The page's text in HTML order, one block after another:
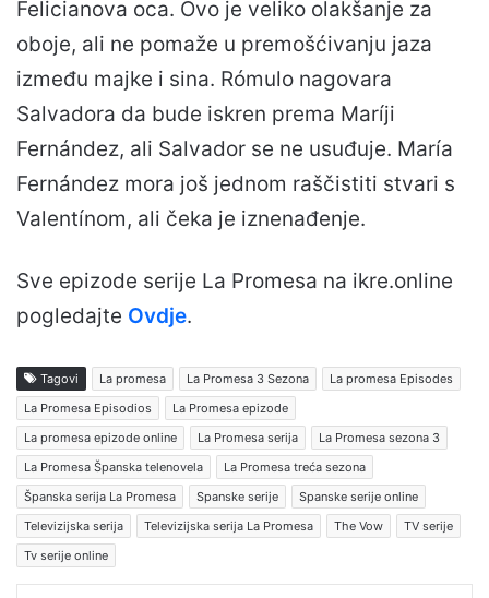
Felicianova oca. Ovo je veliko olakšanje za
oboje, ali ne pomaže u premošćivanju jaza
između majke i sina. Rómulo nagovara
Salvadora da bude iskren prema Maríji
Fernández, ali Salvador se ne usuđuje. María
Fernández mora još jednom raščistiti stvari s
Valentínom, ali čeka je iznenađenje.
Sve epizode serije La Promesa na ikre.online
pogledajte Ovdje.
Tagovi La promesa La Promesa 3 Sezona
La promesa Episodes
La Promesa Episodios
La Promesa epizode
La promesa epizode online
La Promesa serija
La Promesa sezona 3
La Promesa Španska telenovela
La Promesa treća sezona
Španska serija La Promesa
Spanske serije
Spanske serije online
Televizijska serija
Televizijska serija La Promesa The Vow
TV serije
Tv serije online